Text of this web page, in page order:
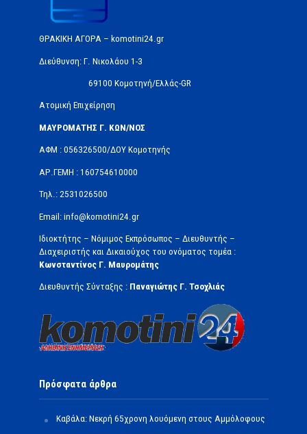
ΘΡΑΚΙΚΗ ΑΓΟΡΑ – komotini24.gr
Διεύθυνση: Γ. Νικολάου 1-3
69100 Κομοτηνή/Ελλάς-GR
Ατομική Επιχείρηση
ΜΑΥΡΟΜΑΤΗΣ Γ. ΚΩΝ/ΝΟΣ
ΑΦΜ : 056326500/ΔOΥ Κομοτηνής
ΑΡ.ΓΕΜΗ : 160754610000
Τηλ.: 2531026500
Email: info@komotini24.gr
Ιδιοκτήτης – Νόμιμος Εκπρόσωπος – Διευθυντής –
Διαχειριστής και Δικαιούχος του ονόματος τομέα :
Κωνσταντίνος Γ. Μαυρομάτης
Διευθυντής Σύνταξης : Παναγιώτης Γ. Τσοχλιάς
Πρόσφατα άρθρα
Καβάλα: Νεκρή 65χρονη λουόμενη στους Αμμόλοφους